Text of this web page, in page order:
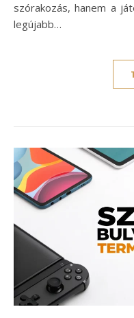
szórakozás, hanem a
legújabb…